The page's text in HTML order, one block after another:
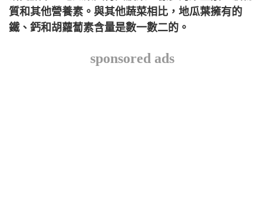
質和其他營養素。與其他蔬菜相比，地瓜葉擁有的
鐵、鈣和胡蘿蔔素含量是數一數二的。
sponsored ads